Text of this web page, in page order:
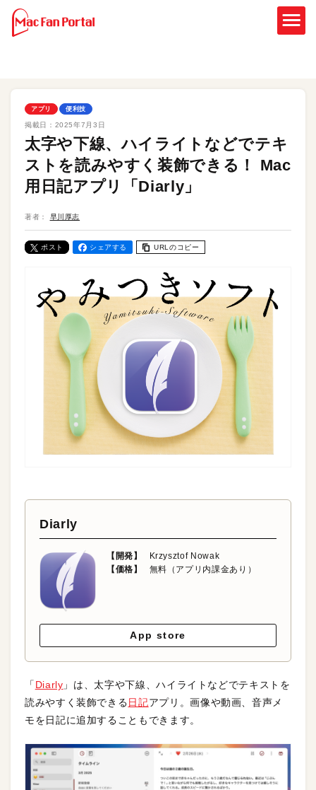
アプリ 便利技
掲載日： 2025年7月3日
太字や下線、ハイライトなどでテキ
ストを読みやすく装飾できる！ Mac
用日記アプリ「Diarly」
著者： 早川厚志
ポスト シェアする URLのコピー
Diarly
【開発】
Krzysztof Nowak
【価格】
無料（アプリ内課金あり）
App store
「 Diarly 」は、太字や下線、ハイライトなどでテキストを
読みやすく装飾できる日記アプリ。画像や動画、音声メ
モを日記に追加することもできます。